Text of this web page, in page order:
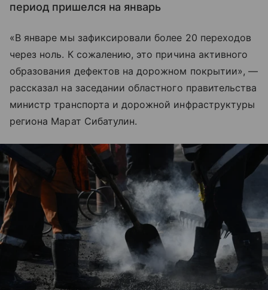
период пришелся на январь
«В январе мы зафиксировали более 20 переходов
через ноль. К сожалению, это причина активного
образования дефектов на дорожном покрытии», —
рассказал на заседании областного правительства
министр транспорта и дорожной инфраструктуры
региона Марат Сибатулин.